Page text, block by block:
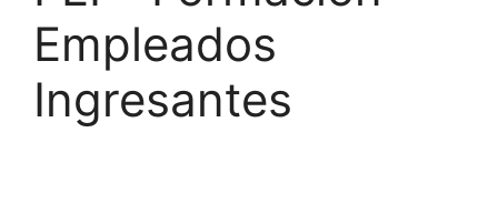
Empleados
Ingresantes